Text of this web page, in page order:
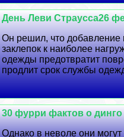
День Леви Страусса26
Он решил, что добавление
заклепок к наиболее
одежды предотвратит
продлит срок службы
30 фурри фактов о динго
Однако в неволе они могут